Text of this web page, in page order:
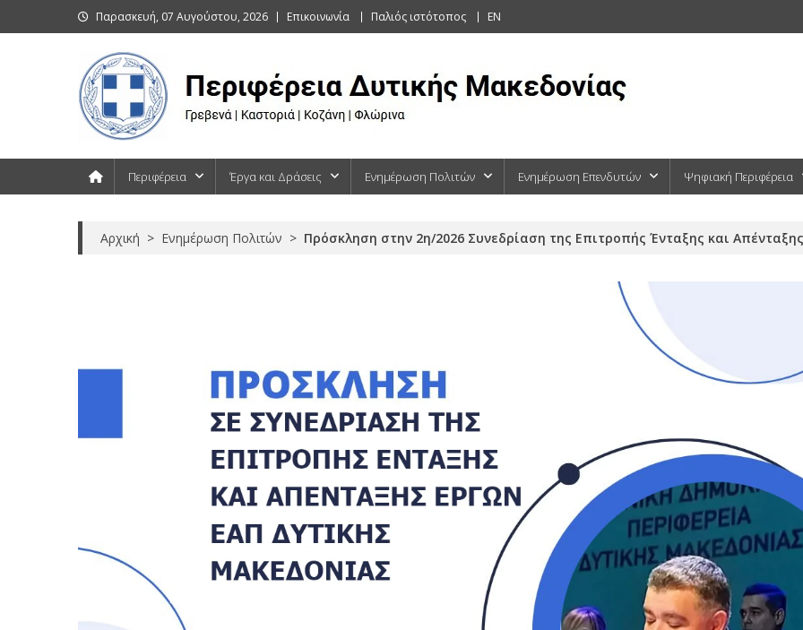
to
Παρασκευή, 07 Αυγούστου, 2026 Επικοινωνία Παλιός ιστότοπος EN
Περιφέρεια Έργα και Δράσεις Ενημέρωση Πολιτών Ενημέρωση Επενδυτών Ψηφιακή Περιφέρεια
Αρχική > Ενημέρωση Πολιτών > Πρόσκληση στην 2η/2026 Συνεδρίαση της Επιτροπής Ένταξης και